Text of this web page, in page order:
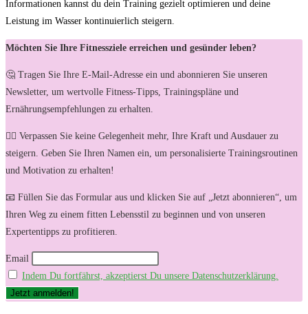
Informationen kannst du dein⁢ Training gezielt optimieren und deine
Leistung im Wasser kontinuierlich steigern.
Möchten Sie Ihre Fitnessziele erreichen und gesünder leben?
🤔 Tragen Sie Ihre E-Mail-Adresse ein und abonnieren Sie unseren
Newsletter, um wertvolle Fitness-Tipps, Trainingspläne und
Ernährungsempfehlungen zu erhalten.
🏋️‍♀️ Verpassen Sie keine Gelegenheit mehr, Ihre Kraft und Ausdauer zu
steigern. Geben Sie Ihren Namen ein, um personalisierte Trainingsroutinen
und Motivation zu erhalten!
📧 Füllen Sie das Formular aus und klicken Sie auf „Jetzt abonnieren“, um
Ihren Weg zu einem fitten Lebensstil zu beginnen und von unseren
Expertentipps zu profitieren.
Email
Indem Du fortfährst, akzeptierst Du unsere Datenschutzerklärung.